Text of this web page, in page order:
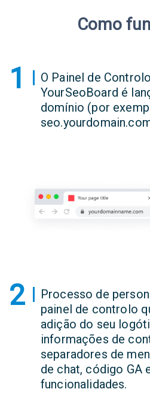
Como
1
O Painel de
YourSeoBoard é
domínio (por
2
Processo de
painel de controlo
adição do seu
informações de
separadores de
de chat, código GA
funcionalidades.